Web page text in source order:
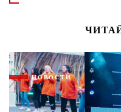
НОВОСТИ